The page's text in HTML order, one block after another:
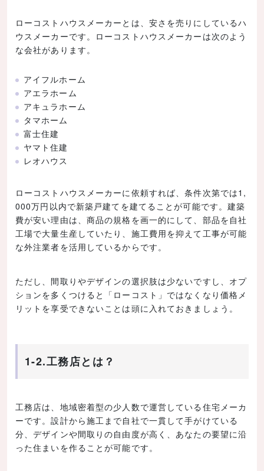
ローコストハウスメーカーとは、安さを売りにしているハ
ウスメーカーです。ローコストハウスメーカーは次のよう
な会社があります。
アイフルホーム
アエラホーム
アキュラホーム
タマホーム
富士住建
ヤマト住建
レオハウス
ローコストハウスメーカーに依頼すれば、条件次第では1,
000万円以内で新築戸建てを建てることが可能です。建築
費が安い理由は、商品の規格を画一的にして、部品を自社
工場で大量生産していたり、施工費用を抑えて工事が可能
な外注業者を活用しているからです。
ただし、間取りやデザインの選択肢は少ないですし、オプ
ションを多くつけると「ローコスト」ではなくなり価格メ
リットを享受できないことは頭に入れておきましょう。
1-2.工務店とは？
工務店は、地域密着型の少人数で運営している住宅メーカ
ーです。設計から施工まで自社で一貫して手がけている
分、デザインや間取りの自由度が高く、あなたの要望に沿
った住まいを作ることが可能です。